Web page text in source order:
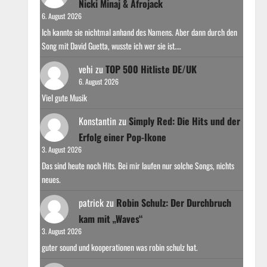
Nicki Minaj & Afrojack
6. August 2026
Ich kannte sie nichtmal anhand des Namens. Aber dann durch den
Song mit David Guetta, wusste ich wer sie ist.…
vehi zu TOP 500 Hitliste DE/UK
6. August 2026
Viel gute Musik
Konstantinzu Simply Red: Die Hits und der
Erfolg einer Pop-Ikone
3. August 2026
Das sind heute noch Hits. Bei mir laufen nur solche Songs, nichts
neues.
patrickzu Robin Schulz: Der Durchbruch
kam mit „Waves“
3. August 2026
guter sound und kooperationen was robin schulz hat.